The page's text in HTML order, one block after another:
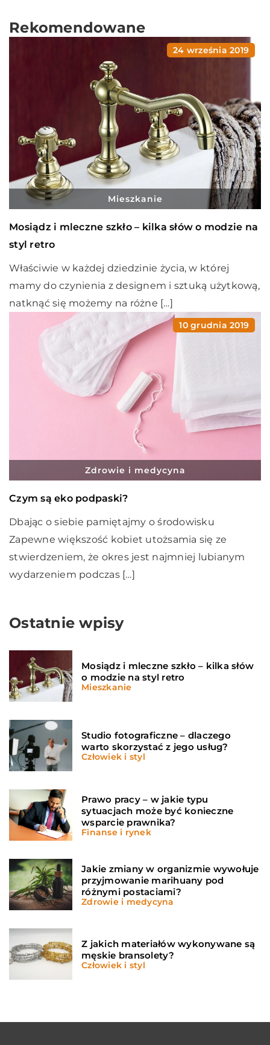
Rekomendowane
24 września 2019
Mieszkanie
Mosiądz i mleczne szkło – kilka słów o modzie na
styl retro
Właściwie w każdej dziedzinie życia, w której
mamy do czynienia z designem i sztuką użytkową,
natknąć się możemy na różne […]
10 grudnia 2019
Zdrowie i medycyna
Czym są eko podpaski?
Dbając o siebie pamiętajmy o środowisku
Zapewne większość kobiet utożsamia się ze
stwierdzeniem, że okres jest najmniej lubianym
wydarzeniem podczas […]
Ostatnie wpisy
Mosiądz i mleczne szkło – kilka słów
o modzie na styl retro
Mieszkanie
Studio fotograficzne – dlaczego
warto skorzystać z jego usług?
Człowiek i styl
Prawo pracy – w jakie typu
sytuacjach może być konieczne
wsparcie prawnika?
Finanse i rynek
Jakie zmiany w organizmie wywołuje
przyjmowanie marihuany pod
różnymi postaciami?
Zdrowie i medycyna
Z jakich materiałów wykonywane są
męskie bransolety?
Człowiek i styl